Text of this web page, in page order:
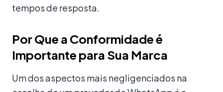
tempos de resposta.
Por Que a Conformidade é
Importante para Sua Marca
Um dos aspectos mais negligenciados na